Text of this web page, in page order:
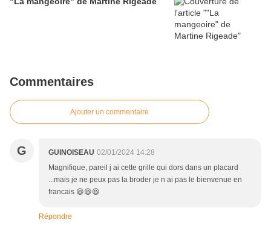
Commentaires
Ajouter un commentaire
G GUINOISEAU 02/01/2024 14:28
Magnifique, pareil j ai cette grille qui dors dans un placard
...mais je ne peux pas la broder je n ai pas le bienvenue en
francais 😆😆😆
Répondre